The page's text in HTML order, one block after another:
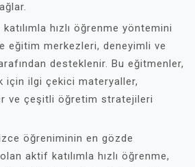
hızlı öğrenme yöntemini
eğitim merkezleri, deneyimli ve
desteklenir. Bu eğitmenler,
için ilgi çekici materyaller,
ve çeşitli öğretim stratejileri
öğreniminin en gözde
aktif katılımla hızlı öğrenme,